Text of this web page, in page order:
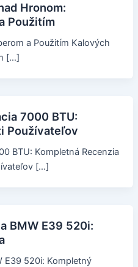
Hronom:
Použitím
a Použitím Kalových
[…]
7000 BTU:
Používateľov
BTU: Kompletná Recenzia
[…]
BMW E39 520i:
E39 520i: Kompletný